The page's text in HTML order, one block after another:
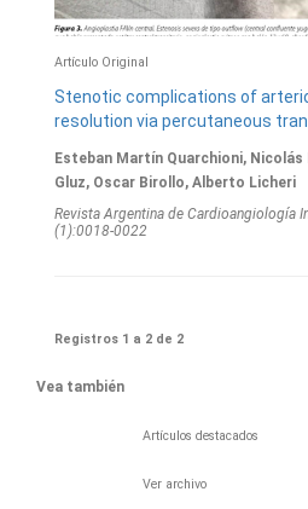
Artículo Original
Stenotic complications of
resolution via percutaneous
Esteban Martín Quarchioni, Nicolás
Gluz, Oscar Birollo, Alberto Licheri
Revista Argentina de Cardioangiologí­a
(1):0018-0022
Registros 1 a 2 de 2
Vea también
Artículos destacados
Ver archivo